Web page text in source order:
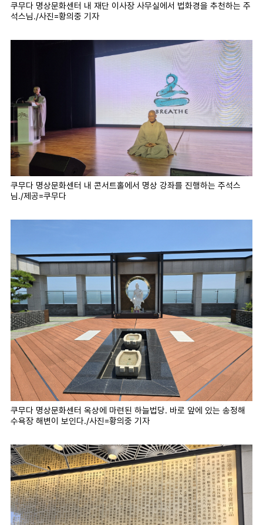
쿠무다 명상문화센터 내 재단 이사장 사무실에서 법화경을 추천하는 주
석스님./사진=황의중 기자
쿠무다 명상문화센터 내 콘서트홀에서 명상 강좌를 진행하는 주석스
님./제공=쿠무다
쿠무다 명상문화센터 옥상에 마련된 하늘법당. 바로 앞에 있는 송정해
수욕장 해변이 보인다./사진=황의중 기자